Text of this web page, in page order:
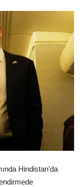
Hindistan’da